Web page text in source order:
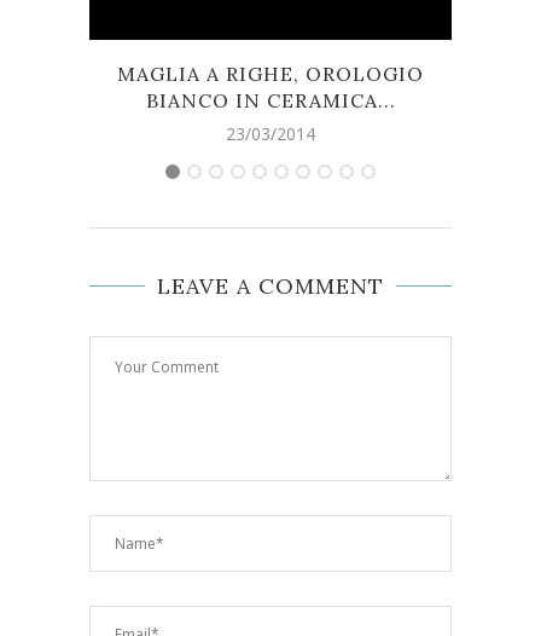
MAGLIA A RIGHE, OROLOGIO
BIANCO IN CERAMICA...
23/03/2014
LEAVE A COMMENT